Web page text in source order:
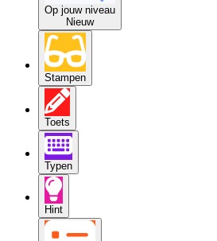
Op jouw niveau
Nieuw
Stampen
Toets
Typen
Hint